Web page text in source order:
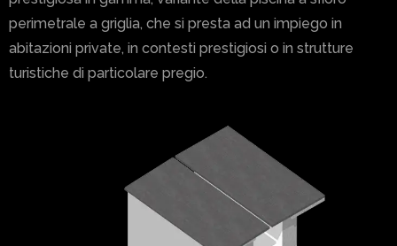
perimetrale a griglia, che si presta ad un impiego in
abitazioni private, in contesti prestigiosi o in strutture
turistiche di particolare pregio.